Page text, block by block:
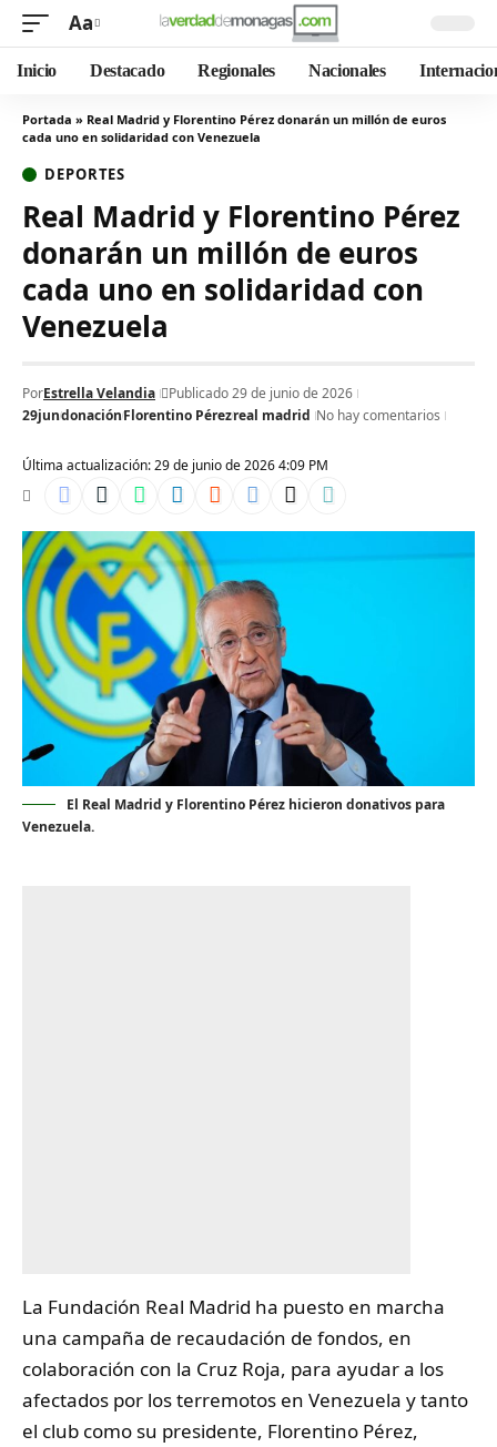
Aa
Inicio Destacado Regionales Nacionales
Portada » Real Madrid y Florentino Pérez donarán un millón de euros
cada uno en solidaridad con Venezuela
DEPORTES
Real Madrid y Florentino Pérez
donarán un millón de euros
cada uno en solidaridad con
Venezuela
Última actualización: 29 de junio de 2026 4:09 PM
PorEstrella Velandia
Publicado 29 de junio de 2026
29jundonaciónFlorentino Pérezreal madrid No hay comentarios
El Real Madrid y Florentino Pérez hicieron donativos para
Venezuela.
La Fundación Real Madrid ha puesto en marcha
una campaña de recaudación de fondos, en
colaboración con la Cruz Roja, para ayudar a los
afectados por los terremotos en Venezuela y tanto
el club como su presidente, Florentino Pérez,